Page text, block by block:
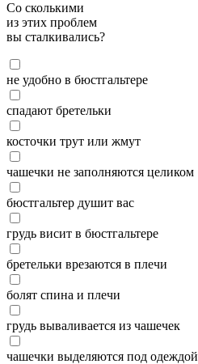
Со сколькими
из этих проблем
вы сталкивались?
не удобно в бюстгальтере
спадают бретельки
косточки трут или жмут
чашечки не заполняются целиком
бюстгальтер душит вас
грудь висит в бюстгальтере
бретельки врезаются в плечи
болят спина и плечи
грудь вываливается из чашечек
чашечки выделяются под одеждой